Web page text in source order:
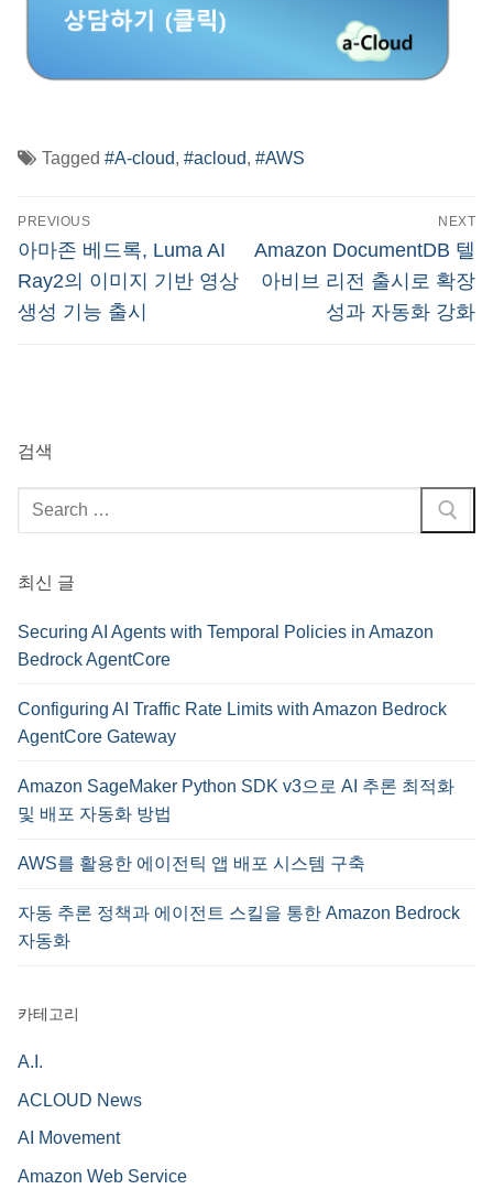
Tagged #A-cloud, #acloud, #AWS
글
탐
색
PREVIOUS
Previous
post:
아마존 베드록, Luma AI
Ray2의 이미지 기반 영상
생성 기능 출시
NEXT
Next
post:
Amazon DocumentDB 텔
아비브 리전 출시로 확장
성과 자동화 강화
검색
검
최신 글
Securing AI Agents with Temporal Policies in Amazon
Bedrock AgentCore
Configuring AI Traffic Rate Limits with Amazon Bedrock
AgentCore Gateway
Amazon SageMaker Python SDK v3으로 AI 추론 최적화
및 배포 자동화 방법
AWS를 활용한 에이전틱 앱 배포 시스템 구축
자동 추론 정책과 에이전트 스킬을 통한 Amazon Bedrock
자동화
카테고리
A.I.
ACLOUD News
AI Movement
Amazon Web Service